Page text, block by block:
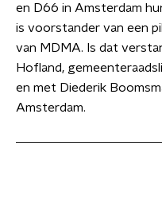
en D66 in Amsterdam
is voorstander van een
van MDMA. Is dat
Hofland,
en met Diederik
Amsterdam.